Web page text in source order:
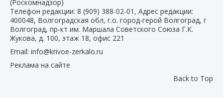
(Роскомнадзор)
Телефон редакции: 8 (909) 388-02-01 , Адрес редакции:
400048, Волгоградская обл, г.о. город-герой Волгоград, г
Волгоград, пр-кт им. Маршала Советского Союза Г.К.
Жукова, д. 100, этаж 18, офис 221
Email: info@krivoe-zerkalo.ru
Реклама на сайте
Back to Top